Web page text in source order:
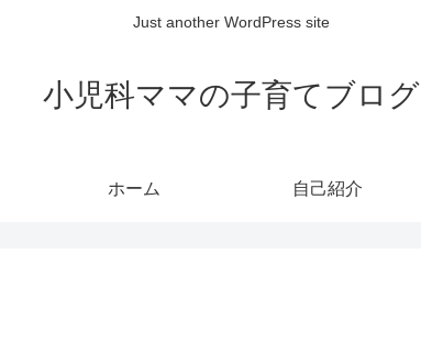
Just another WordPress site
小児科ママの子育てブログ
ホーム 自己紹介